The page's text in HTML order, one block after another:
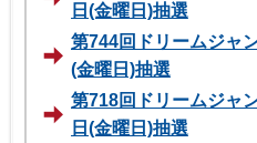
日(金曜日)抽選
第744回ドリームジャ
(金曜日)抽選
第718回ドリームジャ
日(金曜日)抽選